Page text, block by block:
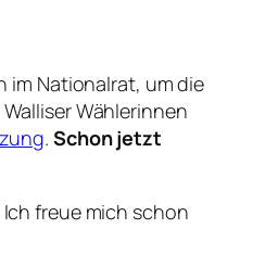
im Nationalrat, um die
Wählerinnen
. Schon jetzt
freue mich schon